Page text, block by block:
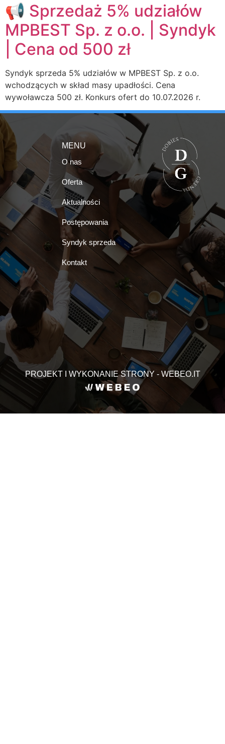
📢 Sprzedaż 5% udziałów
MPBEST Sp. z o.o. | Syndyk
| Cena od 500 zł
Syndyk sprzeda 5% udziałów w MPBEST Sp. z o.o.
wchodzących w skład masy upadłości. Cena
wywoławcza 500 zł. Konkurs ofert do 10.07.2026 r.
MENU
O nas
Oferta
Aktualności
Postępowania
Syndyk sprzeda
Kontakt
PROJEKT I WYKONANIE STRONY - WEBEO.IT